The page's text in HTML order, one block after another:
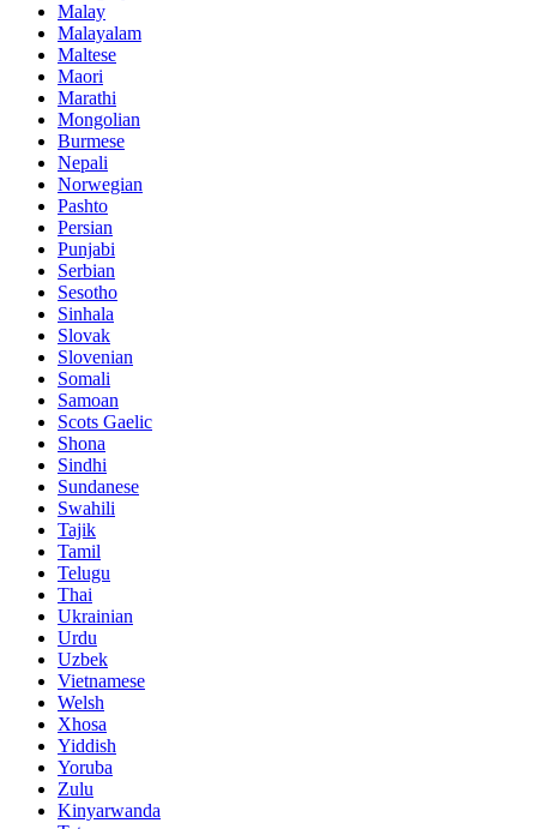
Malay
Malayalam
Maltese
Maori
Marathi
Mongolian
Burmese
Nepali
Norwegian
Pashto
Persian
Punjabi
Serbian
Sesotho
Sinhala
Slovak
Slovenian
Somali
Samoan
Scots Gaelic
Shona
Sindhi
Sundanese
Swahili
Tajik
Tamil
Telugu
Thai
Ukrainian
Urdu
Uzbek
Vietnamese
Welsh
Xhosa
Yiddish
Yoruba
Zulu
Kinyarwanda